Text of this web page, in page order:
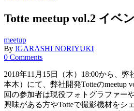
Totte meetup vol.2 イベ
meetup
By IGARASHI NORIYUKI
0 Comments
2018年11月15日（木）18:00から、弊
本木）にて、弊社開発Totteのmeetup
回の参加者は現役フォトグラファー
興味がある方やTotteで撮影機材をシ